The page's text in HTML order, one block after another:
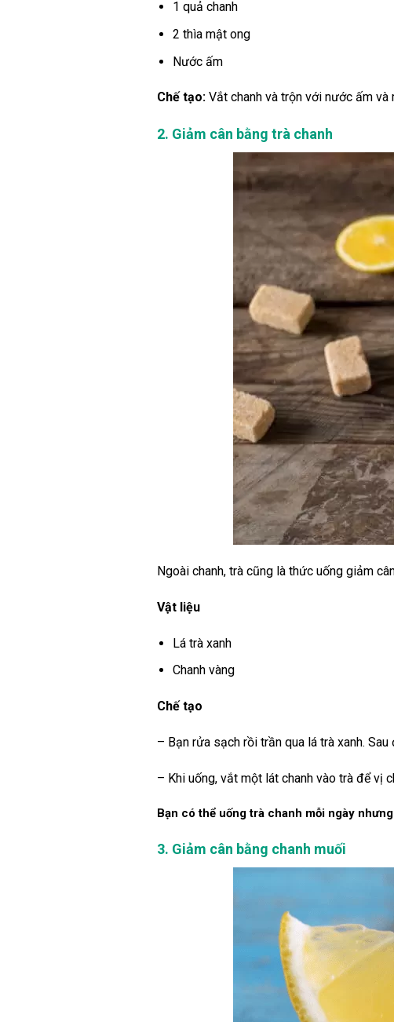
1 quả chanh
2 thìa mật ong
Nước ấm
Chế tạo:Vắt chanh và trộn với nước ấm và
2. Giảm cân bằng trà chanh
Ngoài chanh, trà cũng là thức uống giảm
Vật liệu
Lá trà xanh
Chanh vàng
Chế tạo
– Bạn rửa sạch rồi trần qua lá trà xanh.
– Khi uống, vắt một lát chanh vào trà để vị
Bạn có thể uống trà chanh mỗi ngày
3. Giảm cân bằng chanh muối